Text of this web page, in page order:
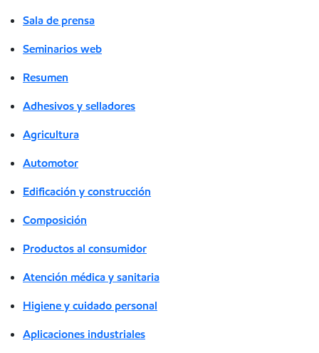
Sala de prensa
Seminarios web
Resumen
Adhesivos y selladores
Agricultura
Automotor
Edificación y construcción
Composición
Productos al consumidor
Atención médica y sanitaria
Higiene y cuidado personal
Aplicaciones industriales